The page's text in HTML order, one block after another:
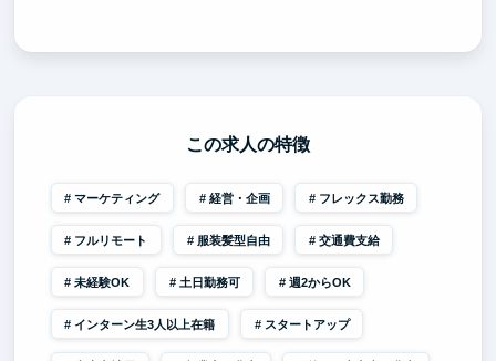
この求人の特徴
マーケティング 経営・企画 フレックス勤務
フルリモート 服装髪型自由 交通費支給
未経験OK 土日勤務可 週2からOK
インターン生3人以上在籍 スタートアップ